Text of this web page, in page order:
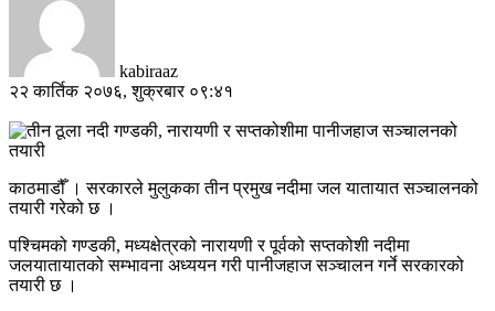
kabiraaz
२२ कार्तिक २०७६, शुक्रबार ०९:४१
काठमाडौँ । सरकारले मुलुकका तीन प्रमुख नदीमा जल यातायात सञ्चालनको
तयारी गरेको छ ।
पश्चिमको गण्डकी, मध्यक्षेत्रको नारायणी र पूर्वको सप्तकोशी नदीमा
जलयातायातको सम्भावना अध्ययन गरी पानीजहाज सञ्चालन गर्ने सरकारको
तयारी छ ।